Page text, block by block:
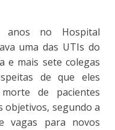
no Hospital
uma das UTIs do
e mais sete colegas
de que eles
de pacientes
objetivos, segundo a
vagas para novos